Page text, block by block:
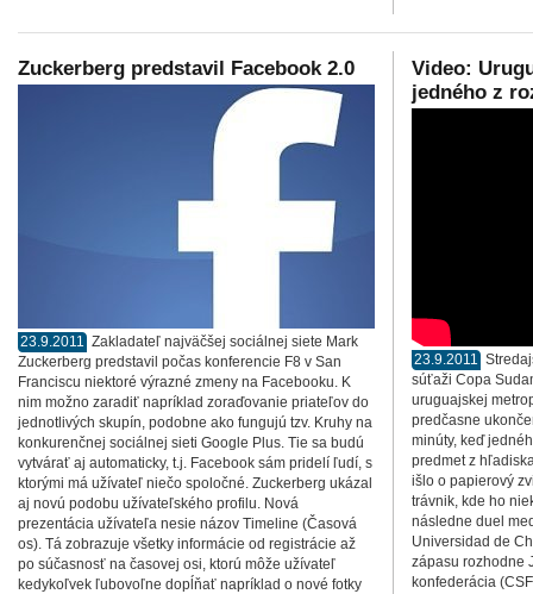
Zuckerberg predstavil Facebook 2.0
23.9.2011 Zakladateľ najväčšej sociálnej siete Mark
Zuckerberg predstavil počas konferencie F8 v San
Franciscu niektoré výrazné zmeny na Facebooku. K
nim možno zaradiť napríklad zoraďovanie priateľov do
jednotlivých skupín, podobne ako fungujú tzv. Kruhy na
konkurenčnej sociálnej sieti Google Plus. Tie sa budú
vytvárať aj automaticky, t.j. Facebook sám pridelí ľudí, s
ktorými má užívateľ niečo spoločné. Zuckerberg ukázal
aj novú podobu užívateľského profilu. Nová
prezentácia užívateľa nesie názov Timeline (Časová
os). Tá zobrazuje všetky informácie od registrácie až
po súčasnosť na časovej osi, ktorú môže užívateľ
kedykoľvek ľubovoľne dopĺňať napríklad o nové fotky
Video:
jedného z
23.9.2011
súťaži Copa
uruguajskej
predčasne
minúty, keď
predmet z
išlo o papierový
trávnik, kde ho
následne duel
Universidad de
zápasu rozhodne
konfederácia